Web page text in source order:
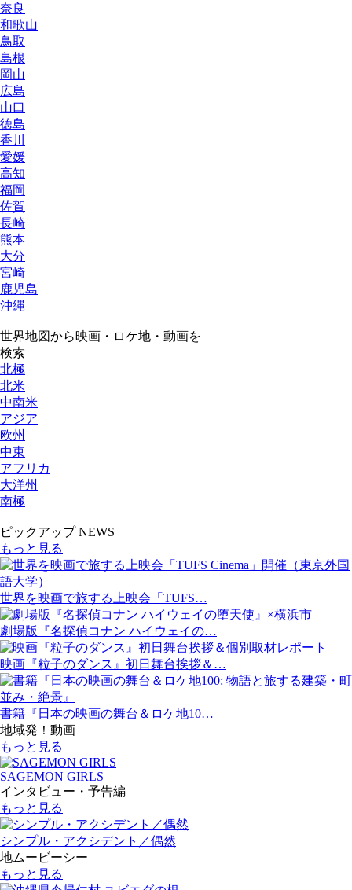
奈良
和歌山
鳥取
島根
岡山
広島
山口
徳島
香川
愛媛
高知
福岡
佐賀
長崎
熊本
大分
宮崎
鹿児島
沖縄
世界地図から映画・ロケ地・動画を
検索
北極
北米
中南米
アジア
欧州
中東
アフリカ
大洋州
南極
ピックアップ NEWS
もっと見る
世界を映画で旅する上映会「TUFS…
劇場版『名探偵コナン ハイウェイの…
映画『粒子のダンス』初日舞台挨拶＆…
書籍『日本の映画の舞台＆ロケ地10…
地域発！動画
もっと見る
SAGEMON GIRLS
インタビュー・予告編
もっと見る
シンプル・アクシデント／偶然
地ムービーシー
もっと見る